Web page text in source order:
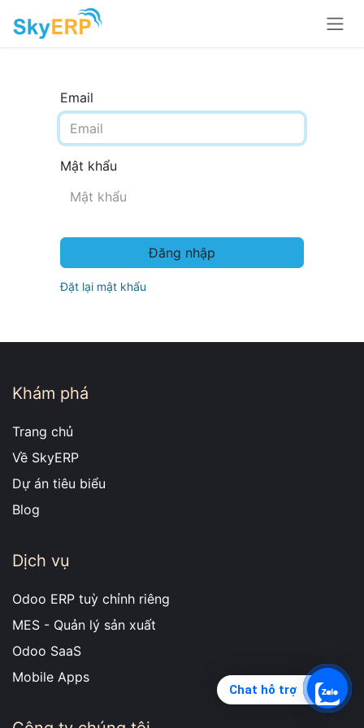
Skip to Content
Email
Mật khẩu
Đăng nhập
Đặt lại mật khẩu
Khám phá
Trang chủ
Về SkyERP
Dự án tiêu biểu
Blog
Dịch vụ
Odoo ERP tuỳ chỉnh riêng
MES - Quản lý sản xuất
Odoo SaaS
Mobile Apps
Chat hỗ trợ